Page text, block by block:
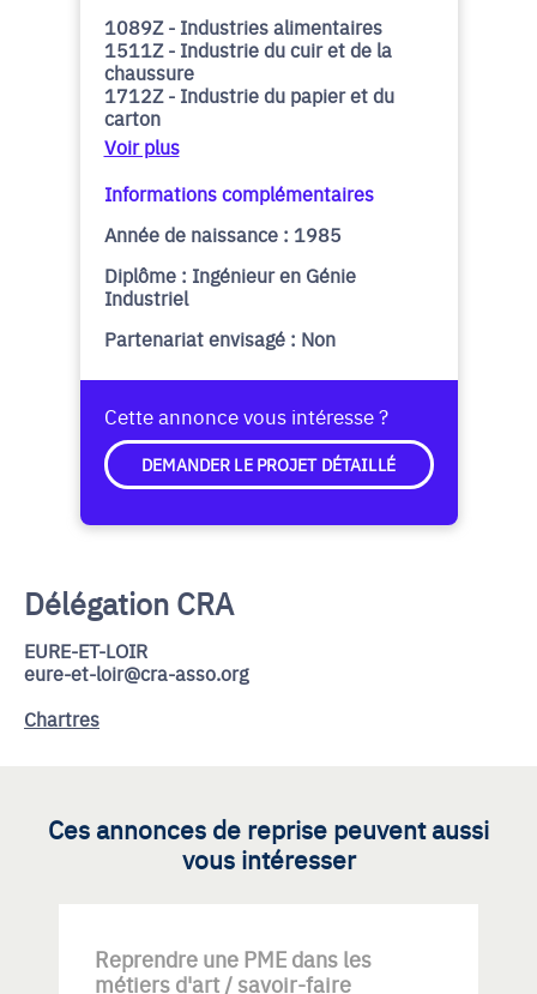
1089Z - Industries alimentaires
1511Z - Industrie du cuir et de la
chaussure
1712Z - Industrie du papier et du
carton
Voir plus
Informations complémentaires
Année de naissance : 1985
Diplôme : Ingénieur en Génie
Industriel
Partenariat envisagé : Non
Cette annonce vous intéresse ?
DEMANDER LE PROJET DÉTAILLÉ
Délégation CRA
EURE-ET-LOIR
eure-et-loir@cra-asso.org
Chartres
Ces annonces de reprise peuvent aussi
vous intéresser
Reprendre une PME dans les
métiers d'art / savoir-faire